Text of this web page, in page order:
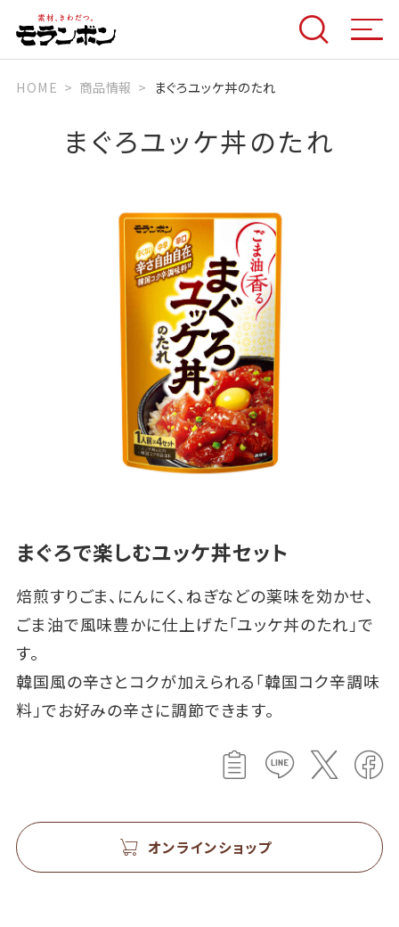
HOME 商品情報 まぐろユッケ丼のたれ
まぐろユッケ丼のたれ
まぐろで楽しむユッケ丼セット
焙煎すりごま、にんにく、ねぎなどの薬味を効かせ、
ごま油で風味豊かに仕上げた「ユッケ丼のたれ」で
す。
韓国風の辛さとコクが加えられる「韓国コク辛調味
料」でお好みの辛さに調節できます。
オンラインショップ